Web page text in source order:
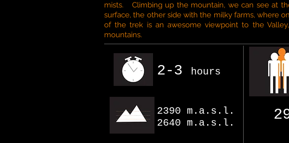
mists. Climbing up the mountain, we can see at
surface, the other side with the milky farms, where
of the trek is an awesome viewpoint to the
mountains.
2390 m.a.s.l.
2640 m.a.s.l.
2-3 hours